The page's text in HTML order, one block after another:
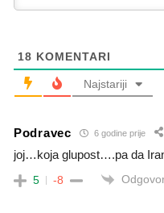
18 KOMENTARI
Najstariji
Podravec 6 godine prije
joj…koja glupost….pa da
5 -8